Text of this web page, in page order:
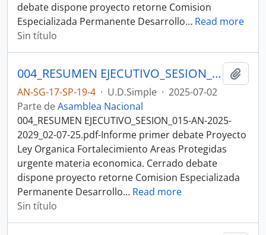
debate dispone proyecto retorne Comision
Especializada Permanente Desarrollo… Read more
Sin título
004_RESUMEN EJECUTIVO_SESION_015-AN-2025-2029_02-07-25SESION DEL PLENO N 015 ASAMBLEA NACIONAL 2025-2027
AN-SG-17-SP-19-4 · U.D.Simple · 2025-07-02
Parte deAsamblea Nacional
004_RESUMEN EJECUTIVO_SESION_015-AN-2025-
2029_02-07-25.pdf-Informe primer debate Proyecto
Ley Organica Fortalecimiento Areas Protegidas
urgente materia economica. Cerrado debate
dispone proyecto retorne Comision Especializada
Permanente Desarrollo… Read more
Sin título